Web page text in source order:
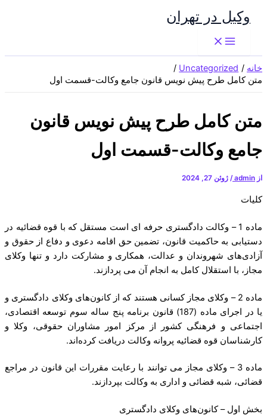
وکیل در تهران
خانه
Uncategorized
متن کامل طرح پیش نویس قانون جامع وکالت-قسمت اول
متن کامل طرح پیش نویس قانون
جامع وکالت-قسمت اول
از admin
/ ژوئن 27, 2024
کلیات
ماده 1 – وکالت دادگستری حرفه ای است مستقل که با قوه قضائیه در
دستیابی به حاکمیت قانون، تضمین حق اقامه دعوی و دفاع از حقوق و
آزادی‌های شهروندان و عدالت، همکاری و مشارکت دارد و تنها وکلای
مجاز، با استقلال کامل به انجام آن می پردازند.
ماده 2 – وکلای مجاز کسانی هستند که از کانون‌های وکلای دادگستری و
یا در اجرای ماده (187) قانون برنامه پنج ساله سوم توسعه اقتصادی،
اجتماعی و فرهنگی کشور از مرکز امور مشاوران حقوقی، وکلا و
کارشناسان قوه قضائیه پروانه وکالت دریافت کرده‌اند.
ماده 3 – وکلای مجاز می توانند با رعایت مقررات این قانون در مراجع
قضائی، شبه قضائی و اداری به وکالت بپردازند.
بخش اول – کانون‌های وکلای دادگستری